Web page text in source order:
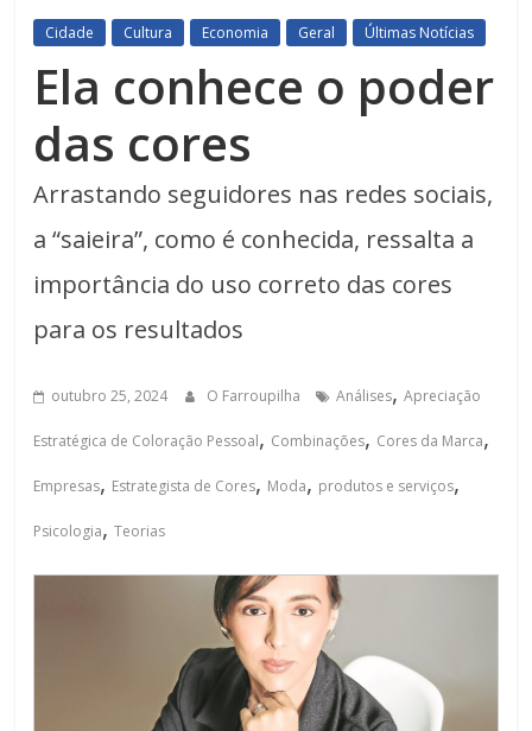
Cidade Cultura Economia Geral Últimas Notícias
Ela conhece o poder
das cores
Arrastando seguidores nas redes sociais,
a “saieira”, como é conhecida, ressalta a
importância do uso correto das cores
para os resultados
outubro 25, 2024 O Farroupilha Análises,Apreciação
Estratégica de Coloração Pessoal, Combinações, Cores da Marca,
Empresas, Estrategista de Cores, Moda, produtos e serviços,
Psicologia,Teorias